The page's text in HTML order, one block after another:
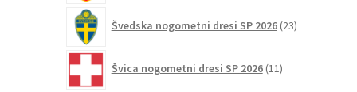
Švedska nogometni dresi SP 2026 23izdelkov
Švica nogometni dresi SP 2026 11izdelkov